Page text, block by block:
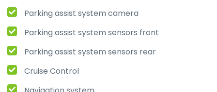
Parking assist system camera
Parking assist system sensors front
Parking assist system sensors rear
Cruise Control